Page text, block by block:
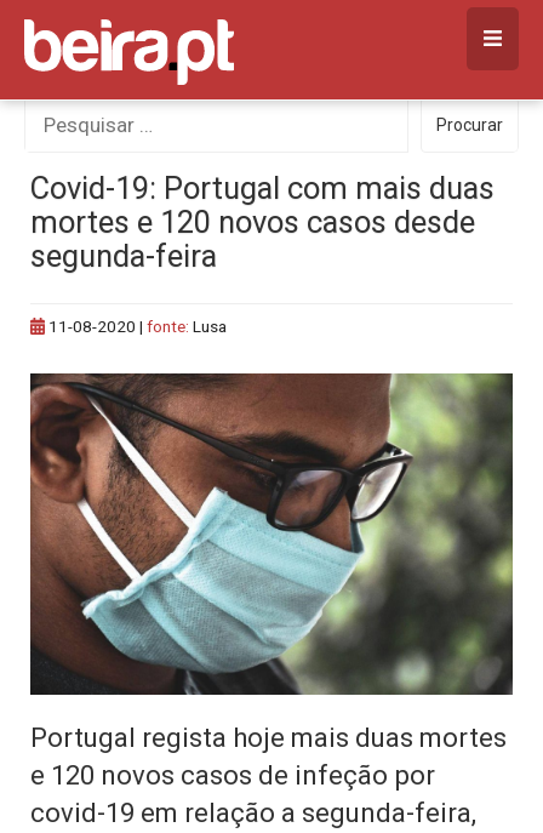
Skip
content
Procurar
por:
Procurar
Covid-19: Portugal com mais duas
mortes e 120 novos casos desde
segunda-feira
11-08-2020 | fonte: Lusa
Portugal regista hoje mais duas mortes
e 120 novos casos de infeção por
covid-19 em relação a segunda-feira,